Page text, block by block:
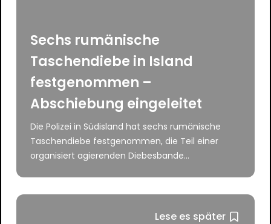
Sechs rumänische
Taschendiebe in Island
festgenommen –
Abschiebung eingeleitet
Die Polizei in Südisland hat sechs rumänische
Taschendiebe festgenommen, die Teil einer
organisiert agierenden Diebesbande...
Lese es später